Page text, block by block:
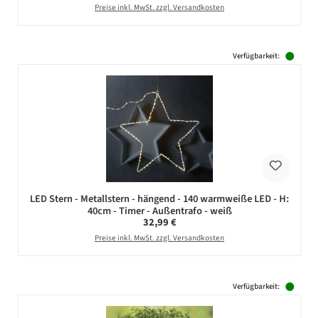
Preise inkl. MwSt. zzgl. Versandkosten
Verfügbarkeit:
LED Stern - Metallstern - hängend - 140 warmweiße LED - H:
40cm - Timer - Außentrafo - weiß
Regulärer Preis:
32,99 €
Preise inkl. MwSt. zzgl. Versandkosten
Verfügbarkeit: